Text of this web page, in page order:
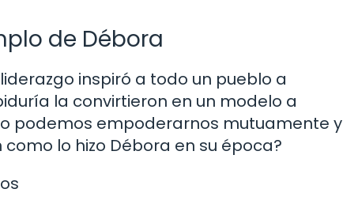
de Débora
inspiró a todo un pueblo a
la convirtieron en un modelo a
podemos empoderarnos mutuamente y
lo hizo Débora en su época?